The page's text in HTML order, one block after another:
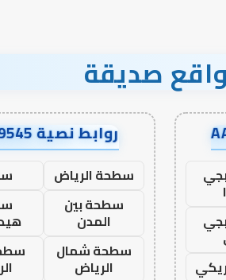
صديقة
روابط نصية AA89545
سطحة الرياض
سطحة بين
المدن
سطحة شمال
الرياض